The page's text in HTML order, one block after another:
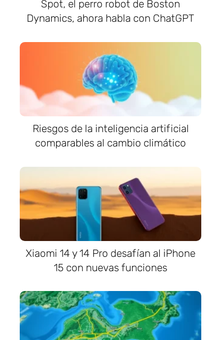
Spot, el perro robot de Boston
Dynamics, ahora habla con ChatGPT
Riesgos de la inteligencia artificial
comparables al cambio climático
Xiaomi 14 y 14 Pro desafían al iPhone
15 con nuevas funciones